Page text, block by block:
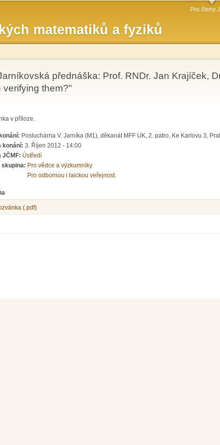
obsahu
matematiků a fyziků
Pro členy
zde
přednáška: Prof. RNDr. Jan Krajíček,
verifying them?"
v příloze.
Posluchárna V. Jarníka (M1), děkanát MFF UK, 2. patro, Ke Karlovu 3,
konání: 3. Říjen 2012 - 14:00
JČMF: Ústředí
skupina: Pro vědce a výzkumníky
Pro odbornou i laickou veřejnost.
(.pdf)